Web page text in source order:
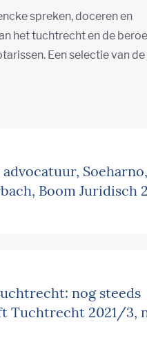
spreken, doceren en
het tuchtrecht en de
Een selectie van de
Boom Juridisch
nog steeds
Tuchtrecht 2021/3,